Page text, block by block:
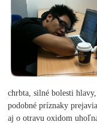
chrbta, silné bolesti
podobné príznaky
aj o otravu oxidom